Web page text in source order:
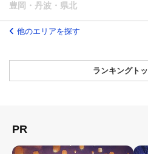
豊岡・丹波・県北
他のエリアを探す
ランキングト
PR